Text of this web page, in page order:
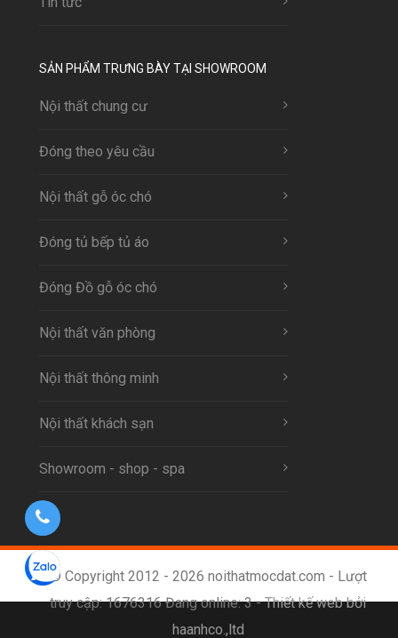
SẢN PHẨM TRƯNG BÀY TẠI SHOWROOM
Nội thất chung cư
Đóng theo yêu cầu
Nội thất gỗ óc chó
Đóng tủ bếp tủ áo
Đóng Đồ gỗ óc chó
Nội thất văn phòng
Nội thất thông minh
Nội thất khách sạn
Showroom - shop - spa
© Copyright 2012 - 2026 noithatmocdat.com - Lượt
truy cập: 1676316 Đang online: 3 -Thiết kế web bởi
haanhco.,ltd